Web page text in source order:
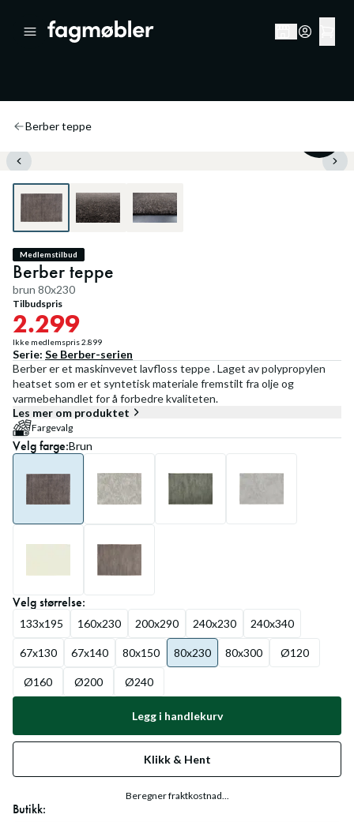
Berber teppe
Medlemstilbud
Berber teppe
brun 80x230
Tilbudspris
2.299
Ikke medlemspris2.899
Serie: Se Berber-serien
Berber er et maskinvevet lavfloss teppe . Laget av polypropylen
heatset som er et syntetisk materiale fremstilt fra olje og
varmebehandlet for å forbedre kvaliteten.
Les mer om produktet
Fargevalg
Velgfarge:Brun
Velgstørrelse:
133x195 160x230 200x290 240x230 240x340
67x130 67x140 80x150 80x230 80x300 Ø120
Ø160 Ø200 Ø240
Legg i handlekurv
Klikk & Hent
Beregner fraktkostnad...
Butikk: